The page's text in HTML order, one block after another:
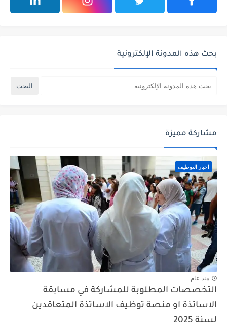
بحث هذه المدونة الإلكترونية
مشاركة مميزة
اخبار التوظيف
منذ عام
التخصصات المطلوبة للمشاركة في مسابقة
الاساتذة او منصة توظيف الاساتذة المتعاقدين